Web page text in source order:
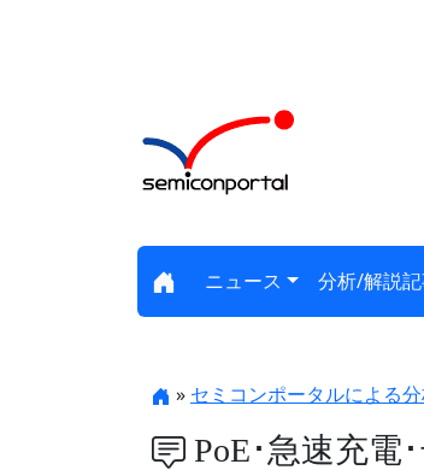
ニュース 分析/解説
» セミコンポータルによる
PoE･急速充電